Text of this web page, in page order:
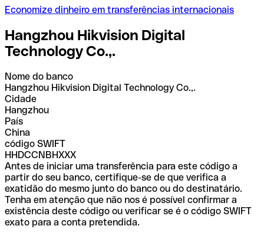
Economize dinheiro em transferências internacionais
Hangzhou Hikvision Digital
Technology Co.,.
Nome do banco
Hangzhou Hikvision Digital Technology Co.,.
Cidade
Hangzhou
País
China
código SWIFT
HHDCCNBHXXX
Antes de iniciar uma transferência para este código a
partir do seu banco, certifique-se de que verifica a
exatidão do mesmo junto do banco ou do destinatário.
Tenha em atenção que não nos é possível confirmar a
existência deste código ou verificar se é o código SWIFT
exato para a conta pretendida.